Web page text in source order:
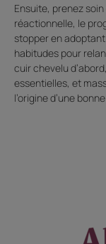
Ensuite, prenez
réactionnelle, le
stopper en
habitudes pour
cuir chevelu
essentielles, et
l’origine d’une